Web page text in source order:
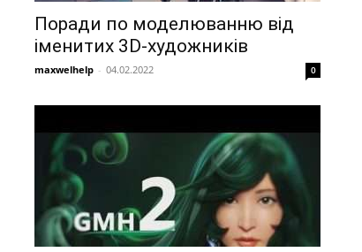
Поради по моделюванню від
іменитих 3D-художників
maxwelhelp - 04.02.2022 0